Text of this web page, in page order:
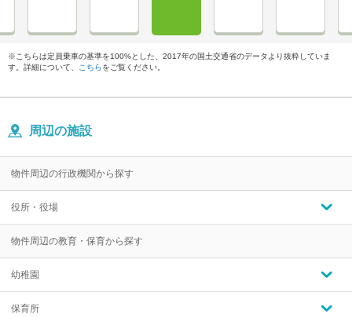
※こちらは定員乗車の基準を100%とした、2017年の国土交通省のデータより抜粋していま
す。詳細について、
こちらをご覧ください。
周辺の施設
物件周辺の行政機関から探す
役所・役場
物件周辺の教育・保育から探す
幼稚園
保育所